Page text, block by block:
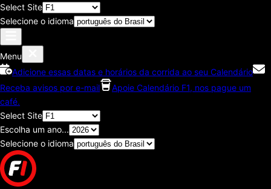
Select Site
Selecione o idioma
Menu
Adicione essas datas e horários da corrida ao seu Calendário
Receba avisos por e-mail
Apoie Calendário F1, nos pague um
café.
Select Site
Escolha um ano...
Selecione o idioma